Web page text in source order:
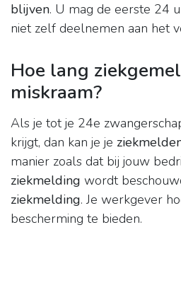
blijven. U mag de eerste 24
niet zelf deelnemen aan het
Hoe lang
miskraam?
Als je tot je 24e
krijgt, dan kan je je
manier zoals dat bij jouw
ziekmelding wordt
ziekmelding. Je werkgever
bescherming te bieden.